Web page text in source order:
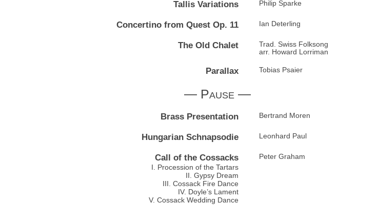
Tallis Variations Philip Sparke
Concertino from Quest Op. 11 Ian Deterling
The Old Chalet
Trad. Swiss Folksong
arr. Howard Lorriman
Parallax Tobias Psaier
— Pause —
Brass Presentation Bertrand Moren
Hungarian Schnapsodie Leonhard Paul
Call of the Cossacks
I. Procession of the Tartars
II. Gypsy Dream
III. Cossack Fire Dance
IV. Doyle’s Lament
V. Cossack Wedding Dance
Peter Graham